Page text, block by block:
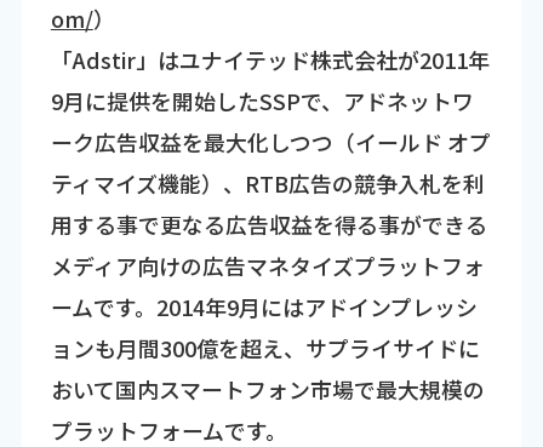
om/）
「Adstir」はユナイテッド株式会社が2011年
9月に提供を開始したSSPで、アドネットワ
ーク広告収益を最大化しつつ（イールド オプ
ティマイズ機能）、RTB広告の競争入札を利
用する事で更なる広告収益を得る事ができる
メディア向けの広告マネタイズプラットフォ
ームです。2014年9月にはアドインプレッシ
ョンも月間300億を超え、サプライサイドに
おいて国内スマートフォン市場で最大規模の
プラットフォームです。